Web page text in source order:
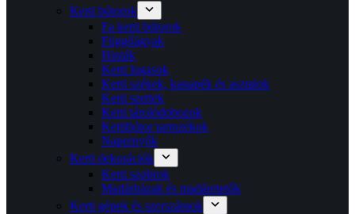
Kerti bútorok
Fa kerti bútorok
Függőágyak
Hinták
Kerti lugasok
Kerti székek, kanapék és asztalok
Kerti szettek
Kerti tárolódobozok
Kertibútor tartozékok
Napernyők
Kerti dekorációk
Kerti szobrok
Madárházak és madáretetők
Kerti gépek és szerszámok